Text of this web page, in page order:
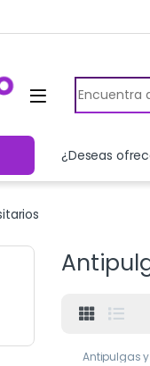
Search for:
¿Deseas
Antipulgas y